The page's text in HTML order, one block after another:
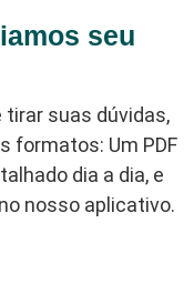
seu
suas dúvidas,
formatos: Um PDF
dia a dia, e
nosso aplicativo.